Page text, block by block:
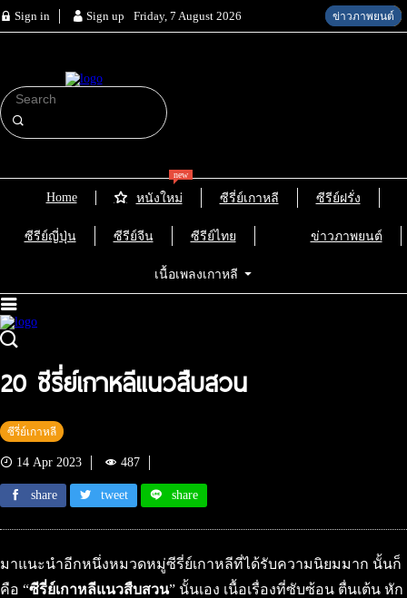
Sign in Sign up Friday, 7 August 2026
Home หนังใหม่
new
ซีรี่ย์เกาหลี ซีรีย์ฝรั่ง
ซีรีย์ญี่ปุ่น ซีรีย์จีน ซีรีย์ไทย ข่าวภาพยนต์
เนื้อเพลงเกาหลี
20 ซีรี่ย์เกาหลีแนวสืบสวน
ซีรี่ย์เกาหลี
14 Apr 2023 487
share tweet share
มาแนะนำอีกหนึ่งหมวดหมู่ซีรี่ย์เกาหลีที่ได้รับความนิยมมาก นั้นก็
คือ “ซีรี่ย์เกาหลีแนวสืบสวน” นั้นเอง เนื้อเรื่องที่ซับซ้อน ตื่นเต้น หัก
ซีรี่ย์เกาหลี
ซีรี่ย์เกาหลี
ประวัติดารา
ประวัติดารา
ข่าวภาพยนต์
ข่าวภาพยนต์